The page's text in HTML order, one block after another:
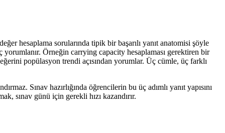
hesaplama sorularında tipik bir başarılı yanıt anatomisi şöyle
Örneğin carrying capacity hesaplaması gerektiren bir
popülasyon trendi açısından yorumlar. Üç cümle, üç farklı
Sınav hazırlığında öğrencilerin bu üç adımlı yanıt yapısını
sınav günü için gerekli hızı kazandırır.